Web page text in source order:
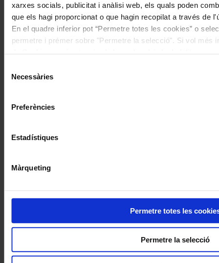
xarxes socials, publicitat i anàlisi web, els quals poden
que els hagi proporcionat o que hagin recopilat a través de
En el quadre inferior pot “Permetre totes les cookies” o
permetre i prémer sobre "Permetre la selecció". Si vol més
Necessàries
Preferències
Estadístiques
Màrqueting
Permetre totes les
Permetre la selecció